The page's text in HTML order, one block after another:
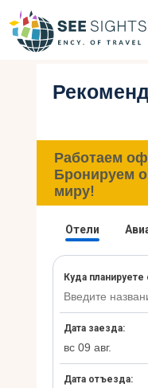
Поиск туров
Типы Туров
Страны
Инфо
Контакты
Работаем
Бронируем
миру!